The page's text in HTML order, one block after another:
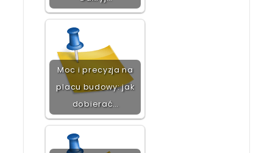
Moc i precyzja na
placu budowy: jak
dobierać…